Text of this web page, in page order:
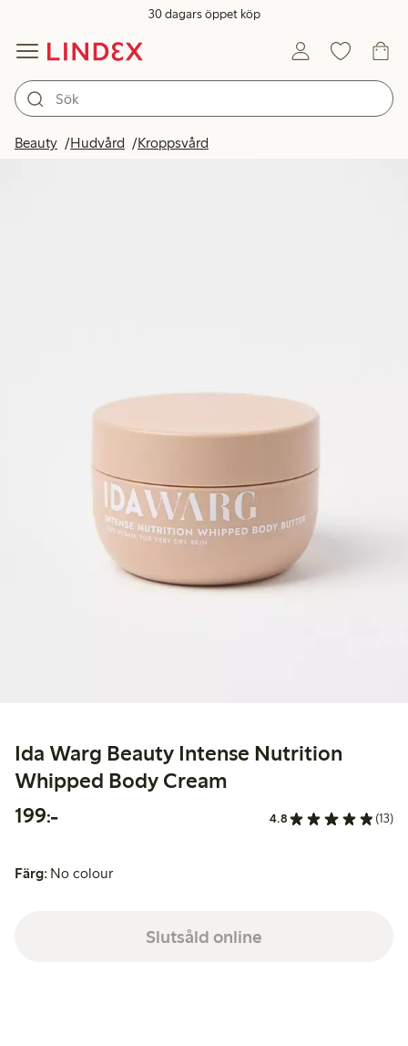
30 dagars öppet köp
Beauty Hudvård Kroppsvård
Ida Warg Beauty Intense Nutrition
Whipped Body Cream
199:-199,00 kr 4.8 (13)
Färg: No colour
Slutsåld online